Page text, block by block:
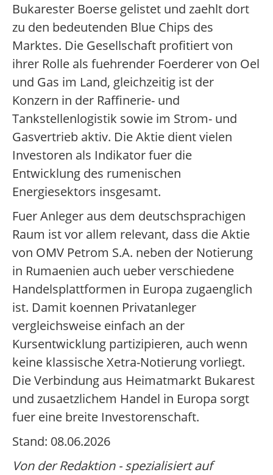
Bukarester Boerse gelistet und zaehlt dort
zu den bedeutenden Blue Chips des
Marktes. Die Gesellschaft profitiert von
ihrer Rolle als fuehrender Foerderer von Oel
und Gas im Land, gleichzeitig ist der
Konzern in der Raffinerie- und
Tankstellenlogistik sowie im Strom- und
Gasvertrieb aktiv. Die Aktie dient vielen
Investoren als Indikator fuer die
Entwicklung des rumenischen
Energiesektors insgesamt.
Fuer Anleger aus dem deutschsprachigen
Raum ist vor allem relevant, dass die Aktie
von OMV Petrom S.A. neben der Notierung
in Rumaenien auch ueber verschiedene
Handelsplattformen in Europa zugaenglich
ist. Damit koennen Privatanleger
vergleichsweise einfach an der
Kursentwicklung partizipieren, auch wenn
keine klassische Xetra-Notierung vorliegt.
Die Verbindung aus Heimatmarkt Bukarest
und zusaetzlichem Handel in Europa sorgt
fuer eine breite Investorenschaft.
Stand: 08.06.2026
Von der Redaktion - spezialisiert auf